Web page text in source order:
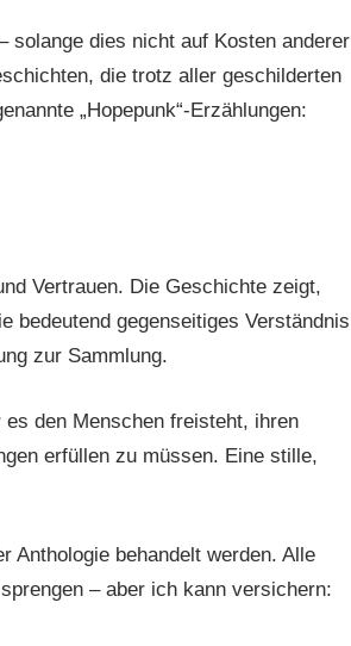
dies nicht auf Kosten anderer
die trotz aller geschilderten
„Hopepunk“-Erzählungen:
Vertrauen. Die Geschichte zeigt,
bedeutend gegenseitiges Verständnis
zur Sammlung.
den Menschen freisteht, ihren
erfüllen zu müssen. Eine stille,
Anthologie behandelt werden. Alle
– aber ich kann versichern: